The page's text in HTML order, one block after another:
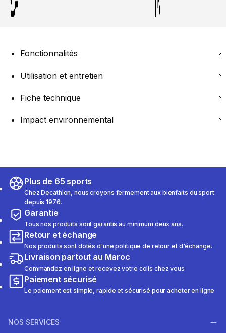
Fonctionnalités
Utilisation et entretien
Fiche technique
Impact environnemental
Plus de 65 sports
Chez Decathlon, nous croyons fermement aux bienfaits du sport
depuis 1976.
Garantie
Tous nos produits sont garantis au minimum deux ans.
Retour et échange
Nos produits sont dotés d'une politique de retour et d'échange.
Livraison partout au Maroc
Commandez en ligne et recevez votre colis chez vous
Paiement sécurisé
Le paiement est simple, rapide et sécurisé pour acheter en ligne
NOS SERVICES